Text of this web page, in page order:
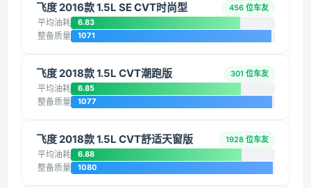
飞度 2016款 1.5L SE CVT时尚型 456 位车友
平均油耗 6.83
整备质量 1071
飞度 2018款 1.5L CVT潮跑版 301 位车友
平均油耗 6.85
整备质量 1077
飞度 2018款 1.5L CVT舒适天窗版 1928 位车友
平均油耗 6.88
整备质量 1080